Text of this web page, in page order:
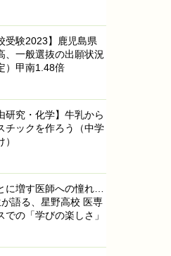
受験2023】鹿児島県
、一般選抜の出願状況
）甲南1.48倍
研究・化学】牛乳から
チックを作ろう（中学
に増す医師への憧れ…
語る、星野高校 医専
での「学びの楽しさ」